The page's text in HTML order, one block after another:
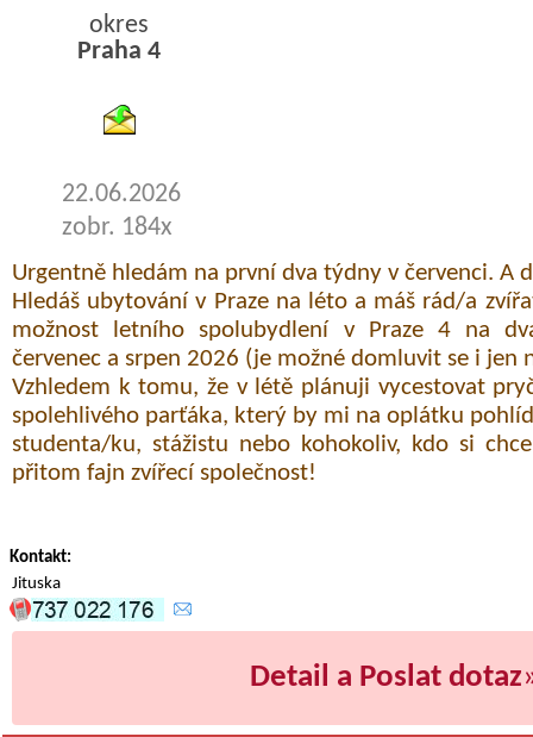
okres
Praha 4
22.06.2026
zobr. 184x
Urgentně hledám na první dva týdny v červenci. A
Hledáš ubytování v Praze na léto a máš rád/a
možnost letního spolubydlení v Praze 4 na
červenec a srpen 2026 (je možné domluvit se i jen
Vzhledem k tomu, že v létě plánuji vycestovat
spolehlivého parťáka, který by mi na oplátku
studenta/ku, stážistu nebo kohokoliv, kdo si
přitom fajn zvířecí společnost!
Kontakt:
Jituska
Detail a Poslat dotaz